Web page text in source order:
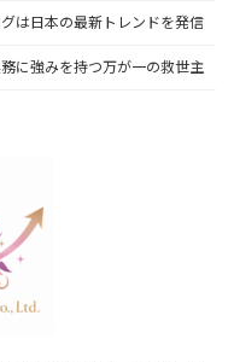
は日本の最新トレンドを発信
に強みを持つ万が一の救世主